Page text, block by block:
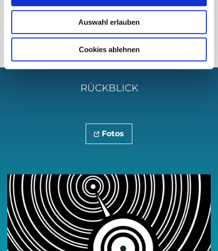
Auswahl erlauben
Cookies ablehnen
Andi Otto | Live electronic music
RÜCKBLICK
Fotos